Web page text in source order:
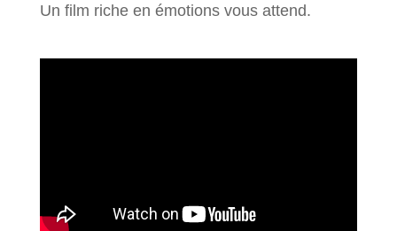
Un film riche en émotions vous attend.